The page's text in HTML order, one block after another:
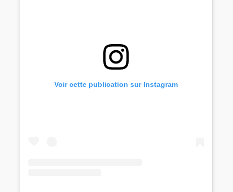
Voir cette publication sur Instagram